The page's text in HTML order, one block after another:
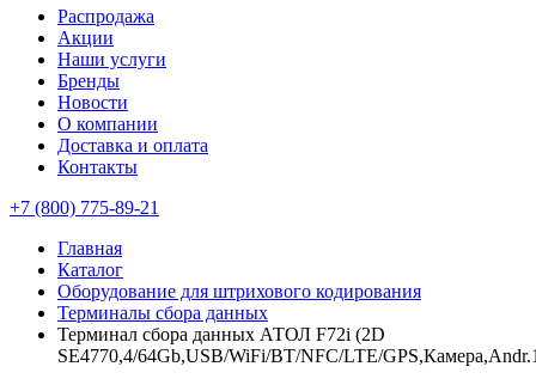
Распродажа
Акции
Наши услуги
Бренды
Новости
О компании
Доставка и оплата
Контакты
+7 (800) 775-89-21
Главная
Каталог
Оборудование для штрихового кодирования
Терминалы сбора данных
Терминал сбора данных АТОЛ F72i (2D
SE4770,4/64Gb,USB/WiFi/BT/NFC/LTE/